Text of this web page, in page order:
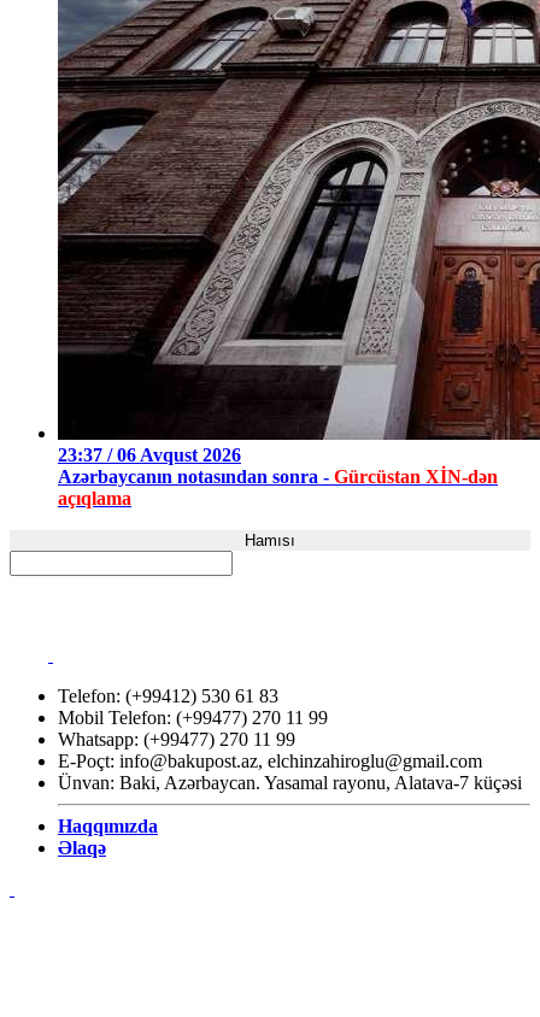
23:37 / 06 Avqust 2026
Azərbaycanın notasından sonra - Gürcüstan XİN-dən
açıqlama
Hamısı
Telefon: (+99412) 530 61 83
Mobil Telefon: (+99477) 270 11 99
Whatsapp: (+99477) 270 11 99
E-Poçt: info@bakupost.az, elchinzahiroglu@gmail.com
Ünvan: Baki, Azərbaycan. Yasamal rayonu, Alatava-7 küçəsi
Haqqımızda
Əlaqə